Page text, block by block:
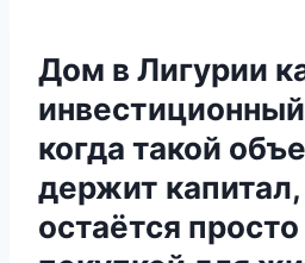
Дом в Лигурии
когда такой
держит капитал,
остаётся